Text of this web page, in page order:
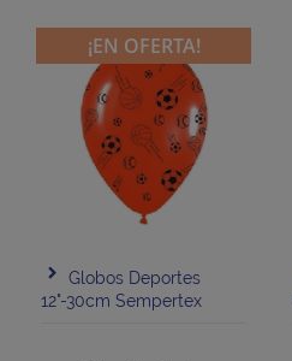
Globos Deportes
12"-30cm Sempertex
¡EN OFERTA!